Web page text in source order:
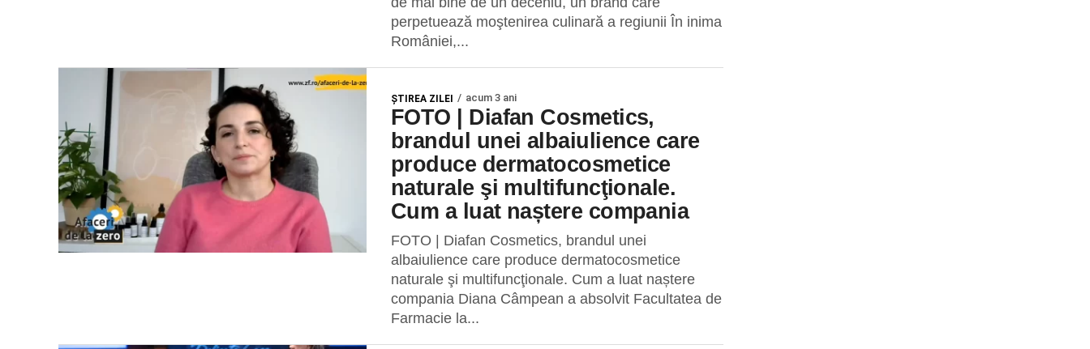
perpetuează moştenirea culinară a regiunii În inima
României,...
ŞTIREA ZILEI acum 3 ani
FOTO | Diafan Cosmetics,
brandul unei albaiulience care
produce dermatocosmetice
naturale şi multifuncţionale.
Cum a luat naștere compania
FOTO | Diafan Cosmetics, brandul unei
albaiulience care produce dermatocosmetice
naturale şi multifuncţionale. Cum a luat naștere
compania Diana Câmpean a absolvit Facultatea de
Farmacie la...